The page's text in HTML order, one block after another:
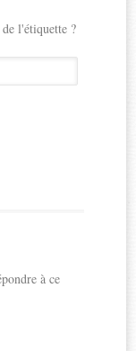
l'étiquette ?
à ce